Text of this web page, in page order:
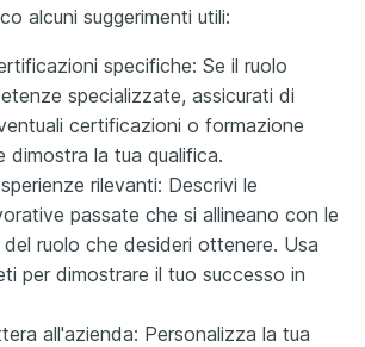
alcuni suggerimenti utili:
specifiche: Se il ruolo
specializzate, assicurati di
certificazioni o formazione
dimostra la tua qualifica.
rilevanti: Descrivi le
passate che si allineano con le
ruolo che desideri ottenere. Usa
per dimostrare il tuo successo in
all'azienda: Personalizza la tua